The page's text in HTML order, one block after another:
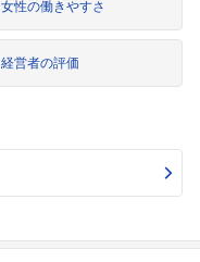
女性の働きやすさ
経営者の評価